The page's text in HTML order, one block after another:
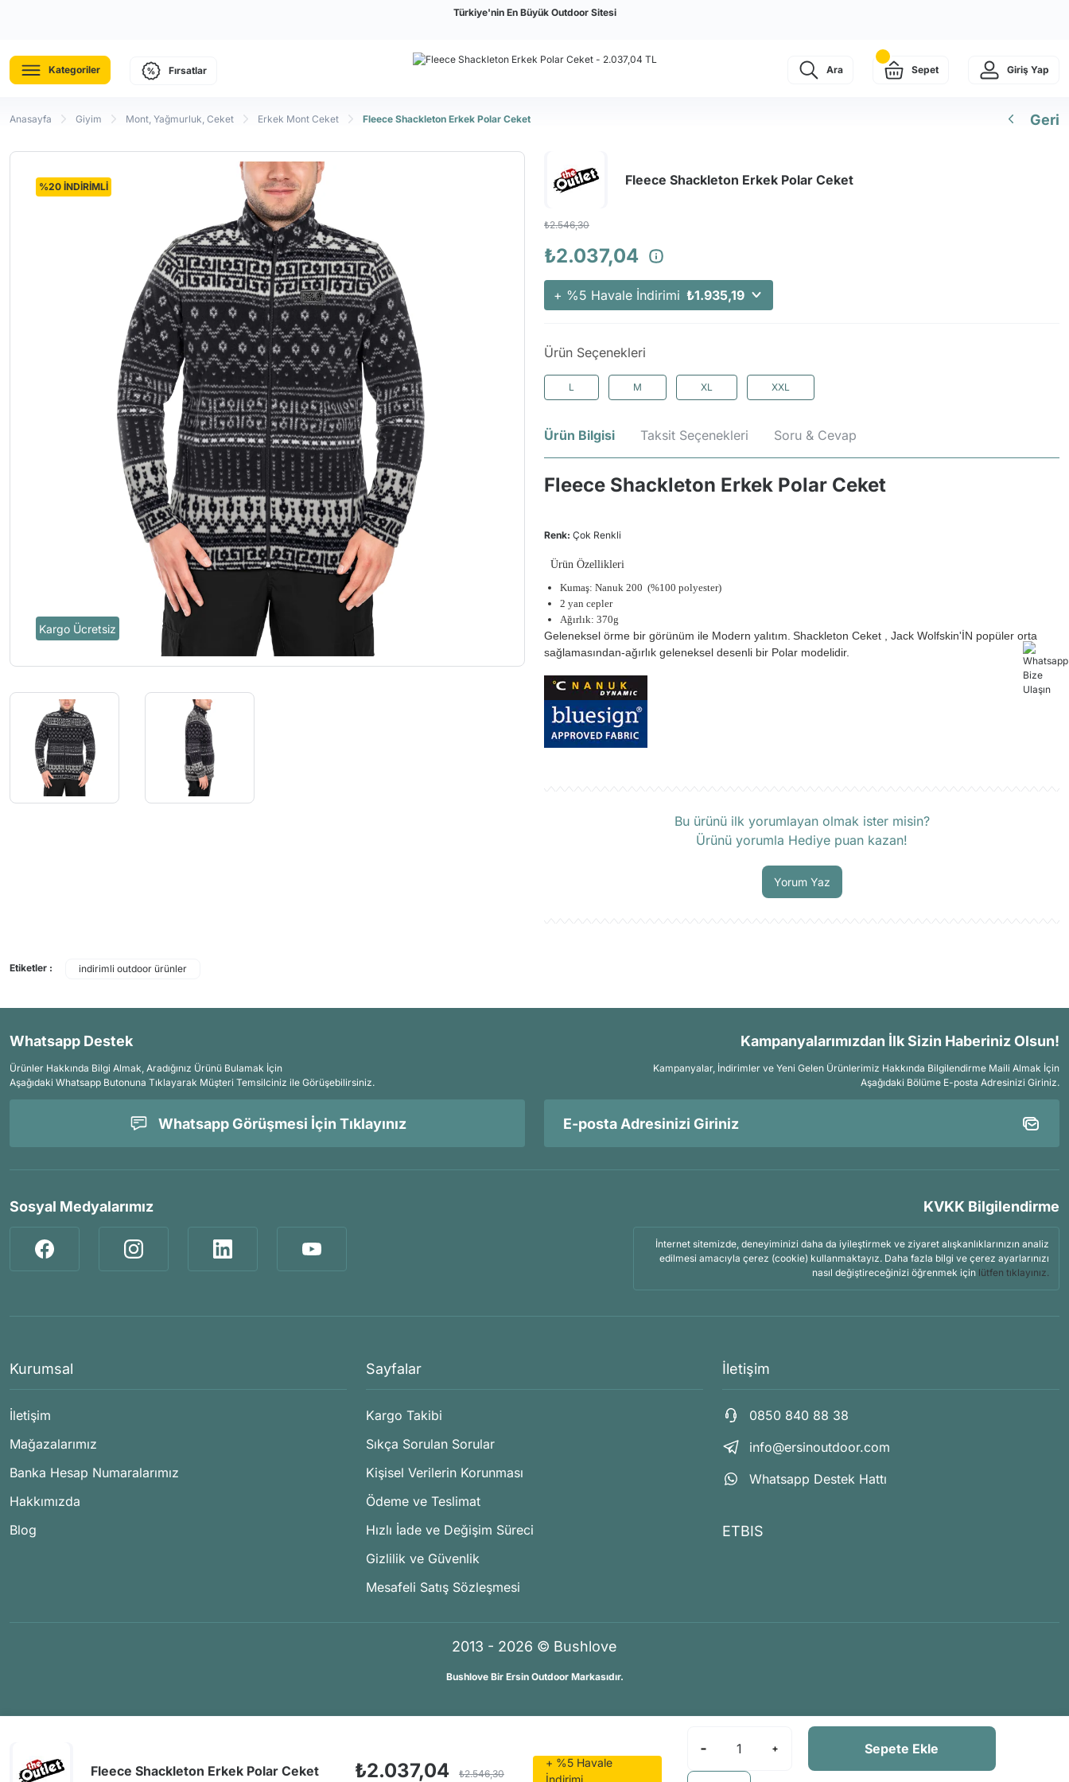
Türkiye'nin En Büyük Outdoor Sitesi
Kategoriler Fırsatlar Ara Sepet Giriş Yap
Anasayfa Giyim Mont, Yağmurluk, Ceket Erkek Mont Ceket Fleece Shackleton Erkek Polar Ceket Geri
Fleece Shackleton Erkek Polar Ceket ₺2.037,04 ₺2.546,30
+ %5 Havale
İndirimi
Sepete Ekle
Kargo Ücretsiz
%20 İNDİRİMLİ Fleece Shackleton Erkek Polar Ceket
₺2.546,30
₺2.037,04
+ %5 Havale İndirimi ₺1.935,19
Ürün Seçenekleri
L M XL XXL
Ürün Bilgisi Taksit Seçenekleri Soru & Cevap
Fleece Shackleton Erkek Polar Ceket
Renk: Çok Renkli
Ürün Özellikleri
Kumaş: Nanuk 200 (%100 polyester)
2 yan cepler
Ağırlık: 370g
Geleneksel örme bir görünüm ile Modern yalıtım. Shackleton Ceket , Jack Wolfskin'İN popüler orta
sağlamasından-ağırlık geleneksel desenli bir Polar modelidir.
Bu ürünü ilk yorumlayan olmak ister misin?
Ürünü yorumla Hediye puan kazan!
Yorum Yaz
Etiketler : indirimli outdoor ürünler
Whatsapp Destek
Ürünler Hakkında Bilgi Almak, Aradığınız Ürünü Bulamak İçin
Aşağıdaki Whatsapp Butonuna Tıklayarak Müşteri Temsilciniz ile Görüşebilirsiniz.
Whatsapp Görüşmesi İçin Tıklayınız
Kampanyalarımızdan İlk Sizin Haberiniz Olsun!
Kampanyalar, İndirimler ve Yeni Gelen Ürünlerimiz Hakkında Bilgilendirme Maili Almak İçin
Aşağıdaki Bölüme E-posta Adresinizi Giriniz.
Sosyal Medyalarımız KVKK Bilgilendirme
İnternet sitemizde, deneyiminizi daha da iyileştirmek ve ziyaret alışkanlıklarınızın analiz
edilmesi amacıyla çerez (cookie) kullanmaktayız. Daha fazla bilgi ve çerez ayarlarınızı
nasıl değiştireceğinizi öğrenmek için lütfen tıklayınız.
Kurumsal
İletişim
Mağazalarımız
Banka Hesap Numaralarımız
Hakkımızda
Blog
Sayfalar
Kargo Takibi
Sıkça Sorulan Sorular
Kişisel Verilerin Korunması
Ödeme ve Teslimat
Hızlı İade ve Değişim Süreci
Gizlilik ve Güvenlik
Mesafeli Satış Sözleşmesi
İletişim
0850 840 88 38
info@ersinoutdoor.com
Whatsapp Destek Hattı
ETBIS
2013 - 2026 © Bushlove
Bushlove Bir Ersin Outdoor Markasıdır.